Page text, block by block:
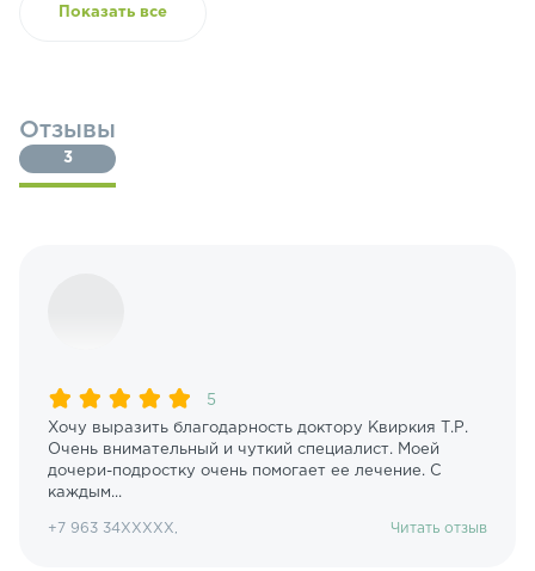
Показать все
Отзывы
3
5
Хочу выразить благодарность доктору Квиркия Т.Р.
Очень внимательный и чуткий специалист. Моей
дочери-подростку очень помогает ее лечение. С
каждым...
+7 963 34XXXXX, Читать отзыв